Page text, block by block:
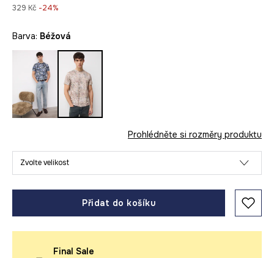
329 Kč -24%
Barva: béžová
Prohlédněte si rozměry produktu
Zvolte velikost
Přidat do košíku
Final Sale